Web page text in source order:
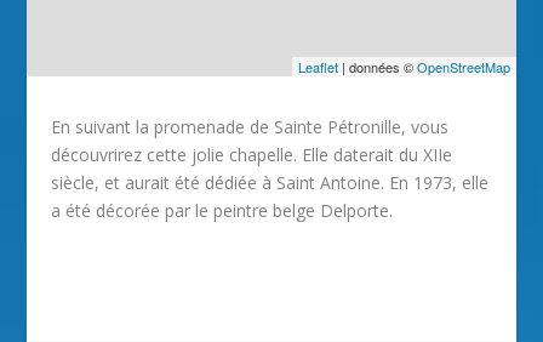
Leaflet| données ©OpenStreetMap
En suivant la promenade de Sainte Pétronille, vous
découvrirez cette jolie chapelle. Elle daterait du XIIe
siècle, et aurait été dédiée à Saint Antoine. En 1973, elle
a été décorée par le peintre belge Delporte.